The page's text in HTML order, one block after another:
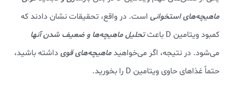
ماهیچه‌های استخوانی است. در واقع، تحقیقات نشان دادند که
کمبود ویتامین D باعث
تحلیل ماهیچه‌ها و ضعیف شدن آنها
می‌شود. در نتیجه، اگر می‌خواهیدماهیچه‌های قوی داشته باشید،
حتماً غذاهای حاوی ویتامین D را بخورید.